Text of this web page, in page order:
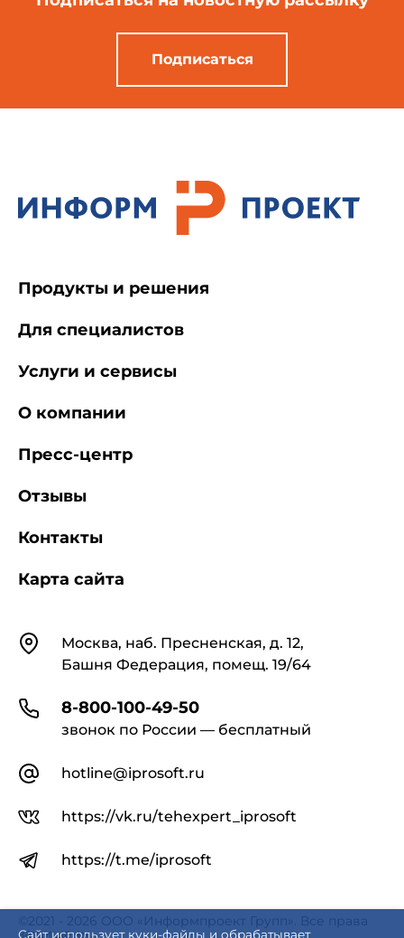
Подписаться
Сайт использует куки-файлы и обрабатывает
КонтактыМосква, наб. Пресненская, д. 12,
Башня Федерация, помещ. 19/64
8-800-100-49-50
звонок по России — бесплатный
hotline@iprosoft.ru
https://vk.ru/tehexpert_iprosoft
https://t.me/iprosoft
Продукты и решения
Для специалистов
Услуги и сервисы
О компании
Пресс-центр
Отзывы
Контакты
Карта сайта
©2021 - 2026 ООО «Информпроект Групп». Все права
защищены.